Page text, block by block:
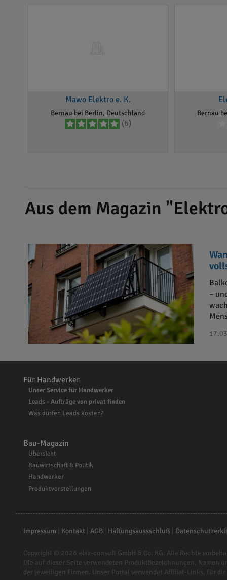
Mawo Elektro e. K.
Bernau bei Berlin, Deutschland
(6)
Bernau
Aus dem Magazin
–
Für Handwerker
Unser Service für Handwerker
Leads - Aufträge von privat finden
Was dürfen Leads kosten?
Bau-Magazin
Übersicht
Bauwirtschaft & Politik
Handwerker
Produktvorstellungen
Impressum Kontakt| AGB| Haftungsaussschluß
Copyright © 2026 ebiz-consult GmbH & Co. KG. Alle Rechte
Die auf dieser Seite verwendeten Produktbezeichnungen, Namen
der jeweiligen Firmen. Unser Portal verwendet Affiliat-Links, für